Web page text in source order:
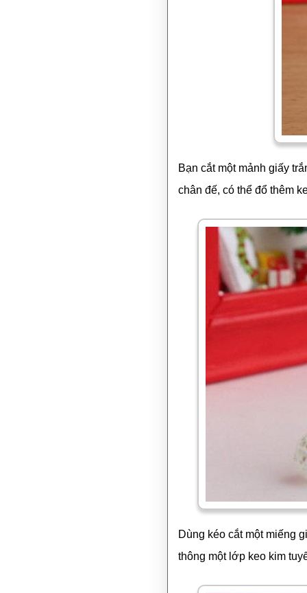
Bạn cắt một mảnh giấy
chân đế, có thể đổ thêm
Dùng kéo cắt một miếng
thông một lớp keo kim